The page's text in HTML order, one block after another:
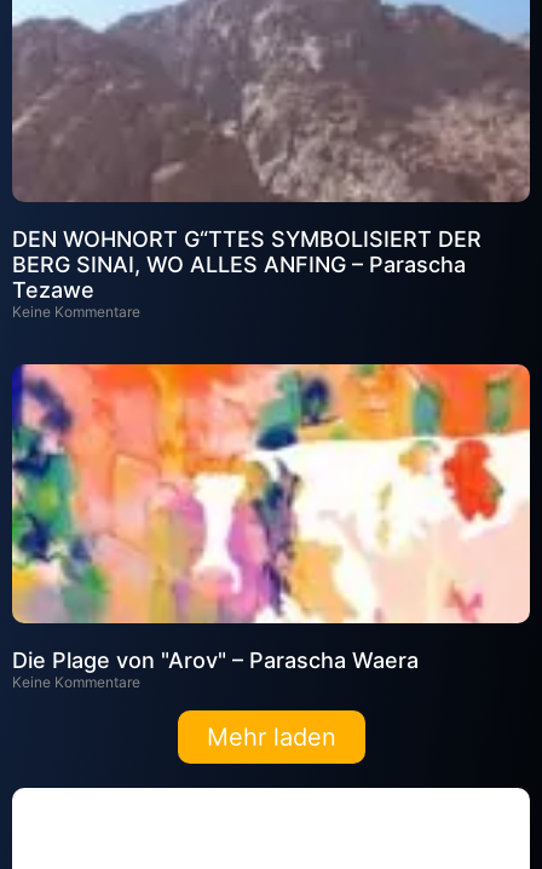
DEN WOHNORT G“TTES SYMBOLISIERT DER
BERG SINAI, WO ALLES ANFING – Parascha
Tezawe
Keine Kommentare
Die Plage von "Arov" – Parascha Waera
Keine Kommentare
Mehr laden